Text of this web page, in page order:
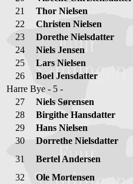
21
Thor Nielsen
22
Christen Nielsen
23
Dorethe Nielsdatter
24
Niels Jensen
25
Lars Nielsen
26
Boel Jensdatter
Harre Bye - 5 -
27
Niels Sørensen
28
Birgithe Hansdatter
29
Hans Nielsen
30
Dorrethe Nielsdatter
31
Bertel Andersen
32
Ole Mortensen